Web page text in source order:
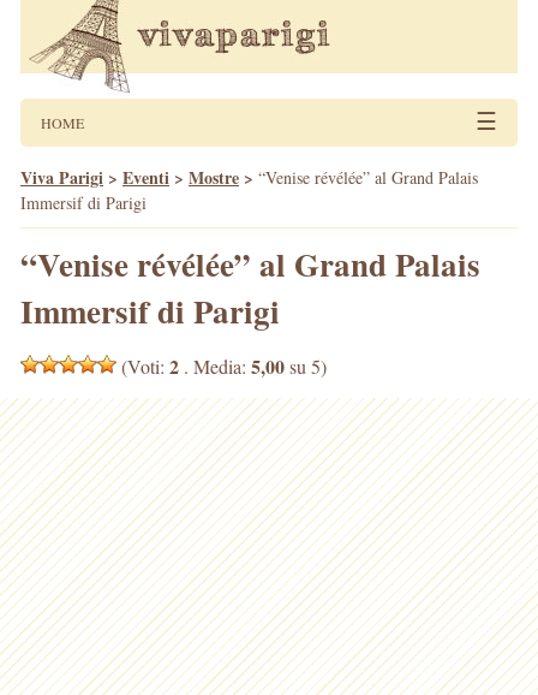
HOME ☰
Viva Parigi > Eventi > Mostre > “Venise révélée” al Grand Palais
Immersif di Parigi
“Venise révélée” al Grand Palais
Immersif di Parigi
(Voti: 2 . Media: 5,00su 5)